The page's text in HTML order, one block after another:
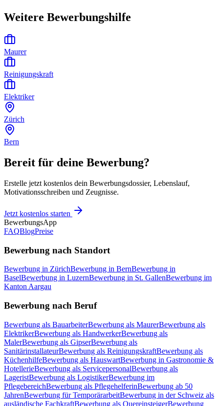
Weitere Bewerbungshilfe
Maurer
Reinigungskraft
Elektriker
Zürich
Bern
Bereit für deine Bewerbung?
Erstelle jetzt kostenlos dein Bewerbungsdossier, Lebenslauf,
Motivationsschreiben und Zeugnisse.
Jetzt kostenlos starten
BewerbungsApp
FAQBlogPreise
Bewerbung nach Standort
Bewerbung in ZürichBewerbung in BernBewerbung in
BaselBewerbung in LuzernBewerbung in St. GallenBewerbung im
Kanton Aargau
Bewerbung nach Beruf
Bewerbung als BauarbeiterBewerbung als MaurerBewerbung als
ElektrikerBewerbung als HandwerkerBewerbung als
MalerBewerbung als GipserBewerbung als
SanitärinstallateurBewerbung als ReinigungskraftBewerbung als
KüchenhilfeBewerbung als HauswartBewerbung in Gastronomie &
HotellerieBewerbung als ServicepersonalBewerbung als
LageristBewerbung als LogistikerBewerbung im
PflegebereichBewerbung als PflegehelferinBewerbung ab 50
JahrenBewerbung für TemporärarbeitBewerbung in der Schweiz als
ausländische FachkraftBewerbung als QuereinsteigerBewerbung